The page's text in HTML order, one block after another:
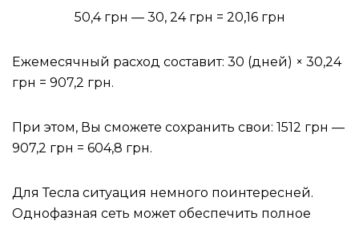
50,4 грн — 30, 24 грн = 20,16 грн
Ежемесячный расход составит: 30 (дней) × 30,24
грн = 907,2 грн.
При этом, Вы сможете сохранить свои: 1512 грн —
907,2 грн = 604,8 грн.
Для Тесла ситуация немного поинтересней.
Однофазная сеть может обеспечить полное